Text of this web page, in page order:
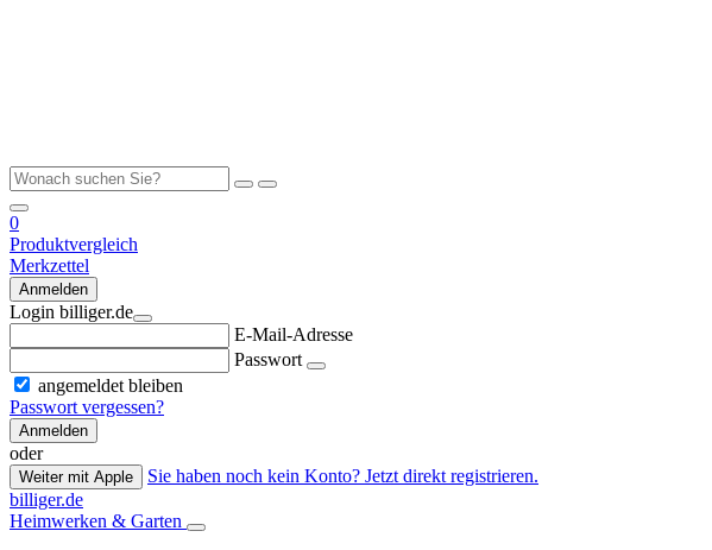
0
Produktvergleich
Merkzettel
Anmelden
Login billiger.de
E-Mail-Adresse
Passwort
angemeldet bleiben
Passwort vergessen?
Anmelden
oder
Weiter mit Apple
Sie haben noch kein Konto? Jetzt direkt registrieren.
billiger.de
Heimwerken & Garten